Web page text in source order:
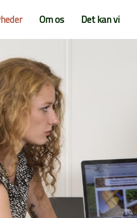
Om os Det kan vi